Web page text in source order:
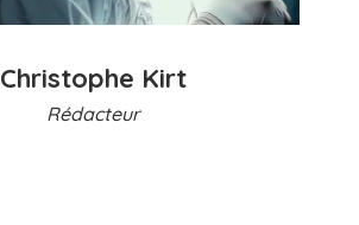
Christophe Kirt
Rédacteur